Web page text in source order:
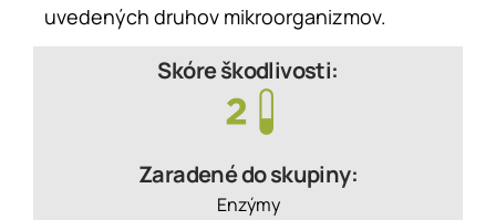
uvedených druhov mikroorganizmov.
Skóre škodlivosti:
Zaradené do skupiny:
Enzýmy